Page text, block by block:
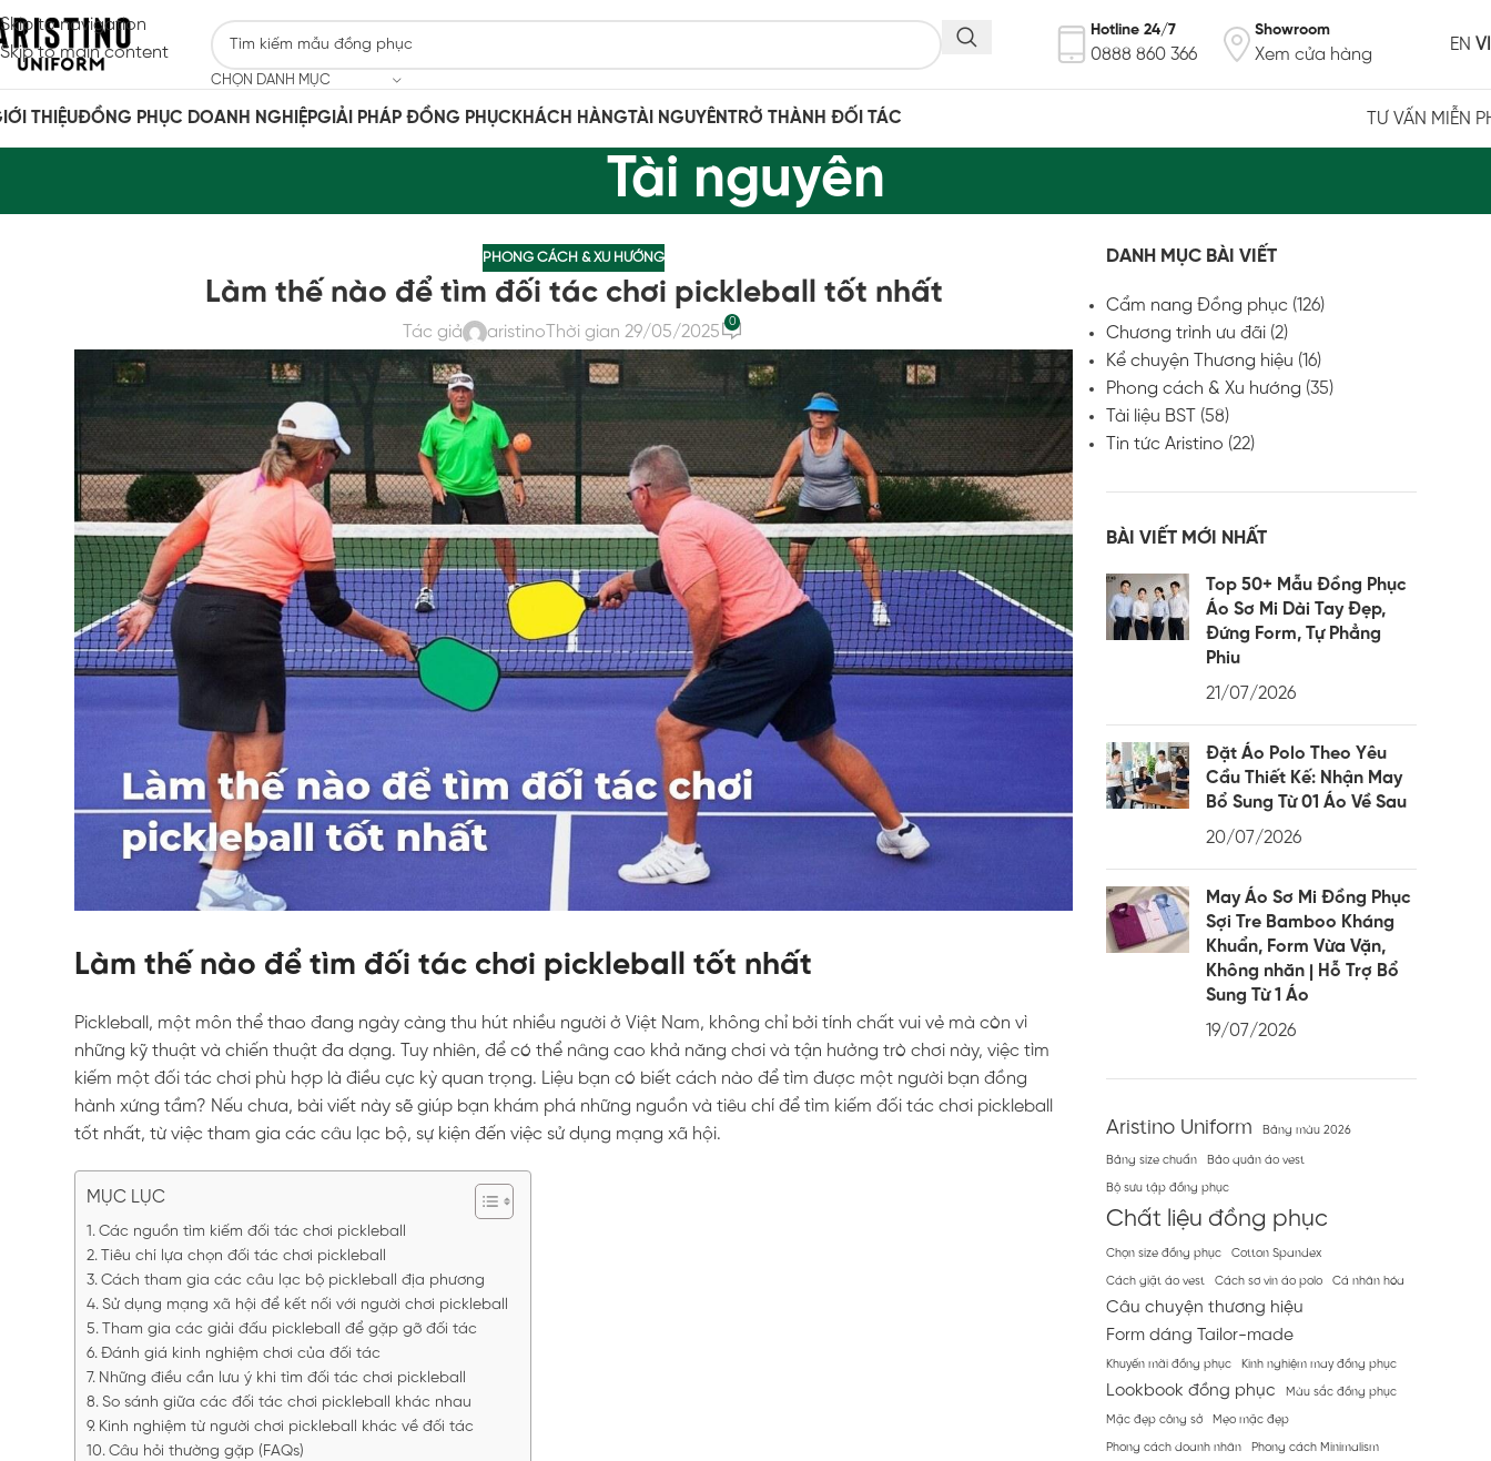
Skip to navigation
Skip to main content
CHỌN DANH MỤC
Hotline 24/7
0888 860 366
Showroom
Xem cửa hàng
EN VI
THIỆUĐỒNG PHỤC DOANH NGHIỆPGIẢI PHÁP ĐỒNG PHỤC KHÁCH HÀNGTÀI NGUYÊNTRỞ THÀNH ĐỐI TÁC TƯ VẤN MIỄN
Tài nguyên
PHONG CÁCH & XU HƯỚNG
Làm thế nào để tìm đối tác chơi pickleball tốt nhất
Tác giả aristino Thời gian 29/05/2025
0
Làm thế nào để tìm đối tác chơi pickleball tốt nhất
Pickleball, một môn thể thao đang ngày càng thu hút nhiều người ở Việt Nam, không chỉ bởi tính chất vui vẻ mà còn vì
những kỹ thuật và chiến thuật đa dạng. Tuy nhiên, để có thể nâng cao khả năng chơi và tận hưởng trò chơi này, việc tìm
kiếm một đối tác chơi phù hợp là điều cực kỳ quan trọng. Liệu bạn có biết cách nào để tìm được một người bạn đồng
hành xứng tầm? Nếu chưa, bài viết này sẽ giúp bạn khám phá những nguồn và tiêu chí để tìm kiếm đối tác chơi pickleball
tốt nhất, từ việc tham gia các câu lạc bộ, sự kiện đến việc sử dụng mạng xã hội.
MỤC LỤC
Các nguồn tìm kiếm đối tác chơi pickleball
Tiêu chí lựa chọn đối tác chơi pickleball
Cách tham gia các câu lạc bộ pickleball địa phương
Sử dụng mạng xã hội để kết nối với người chơi pickleball
Tham gia các giải đấu pickleball để gặp gỡ đối tác
Đánh giá kinh nghiệm chơi của đối tác
Những điều cần lưu ý khi tìm đối tác chơi pickleball
So sánh giữa các đối tác chơi pickleball khác nhau
Kinh nghiệm từ người chơi pickleball khác về đối tác
Câu hỏi thường gặp (FAQs)
DANH MỤC BÀI VIẾT
Cẩm nang Đồng phục (126)
Chương trình ưu đãi(2)
Kể chuyện Thương hiệu (16)
Phong cách & Xu hướng (35)
Tài liệu BST
(58)
Tin tức Aristino (22)
BÀI VIẾT MỚI NHẤT
Top 50+ Mẫu Đồng Phục
Áo Sơ Mi Dài Tay Đẹp,
Đứng Form, Tự Phẳng
Phiu
21/07/2026
Đặt Áo Polo Theo Yêu
Cầu Thiết Kế: Nhận May
Bổ Sung Từ 01 Áo Về Sau
20/07/2026
May Áo Sơ Mi Đồng Phục
Sợi Tre Bamboo Kháng
Khuẩn, Form Vừa Vặn,
Không nhăn | Hỗ Trợ Bổ
Sung Từ 1 Áo
19/07/2026
Aristino Uniform Bảng màu 2026
Bảng size chuẩn Bảo quản áo vest
Bộ sưu tập đồng phục
Chất liệu đồng phục
Chọn size đồng phục Cotton Spandex
Cách giặt áo vest Cách sơ vin áo polo Cá nhân hóa
Câu chuyện thương hiệu
Form dáng Tailor-made
Khuyến mãi đồng phục Kinh nghiệm may đồng phục
Lookbook đồng phục Màu sắc đồng phục
Mặc đẹp công sở Mẹo mặc đẹp
Phong cách doanh nhân Phong cách Minimalism